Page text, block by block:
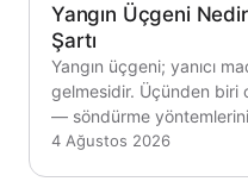
Yangın Üçgeni
Şartı
Yangın üçgeni; yanıcı
gelmesidir. Üçünden biri
— söndürme
4 Ağustos 2026